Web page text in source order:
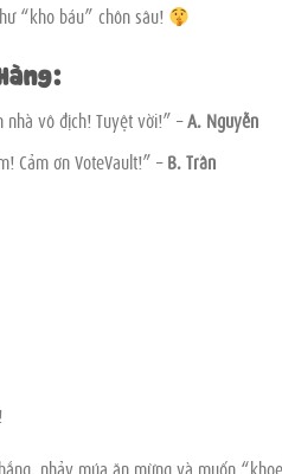
“kho báu” chôn sâu!
nhà vô địch! Tuyệt vời!” –A. Nguyễn
Cảm ơn VoteVault!” –B. Trần
nhảy múa ăn mừng và muốn